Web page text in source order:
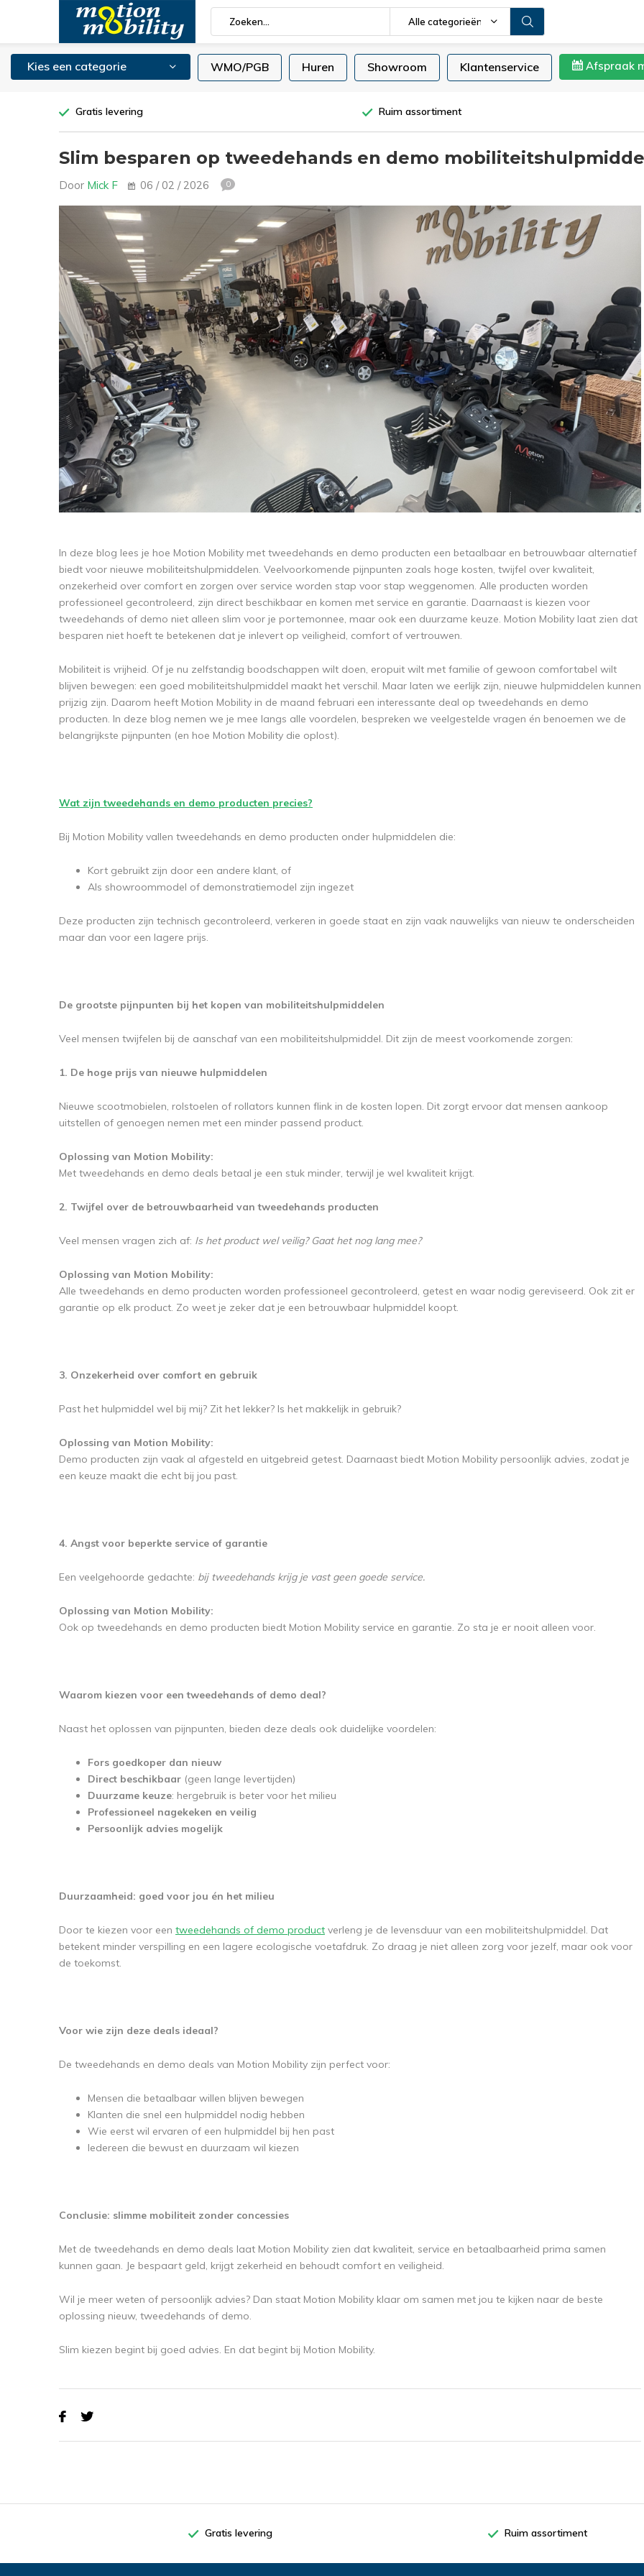
Alle categorieën
Kies een categorie WMO/PGB Huren Showroom Klantenservice Afspraak
Gratis levering Ruim assortiment
Slim besparen op tweedehands en demo
Door Mick F 06 / 02 / 2026 0
In deze blog lees je hoe Motion Mobility met tweedehands en demo producten een betaalbaar en betrouwbaar alternatief
biedt voor nieuwe mobiliteitshulpmiddelen. Veelvoorkomende pijnpunten zoals hoge kosten, twijfel over kwaliteit,
onzekerheid over comfort en zorgen over service worden stap voor stap weggenomen. Alle producten worden
professioneel gecontroleerd, zijn direct beschikbaar en komen met service en garantie. Daarnaast is kiezen voor
tweedehands of demo niet alleen slim voor je portemonnee, maar ook een duurzame keuze. Motion Mobility laat zien dat
besparen niet hoeft te betekenen dat je inlevert op veiligheid, comfort of vertrouwen.
Mobiliteit is vrijheid. Of je nu zelfstandig boodschappen wilt doen, eropuit wilt met familie of gewoon comfortabel wilt
blijven bewegen: een goed mobiliteitshulpmiddel maakt het verschil. Maar laten we eerlijk zijn, nieuwe hulpmiddelen kunnen
prijzig zijn. Daarom heeft Motion Mobility in de maand februari een interessante deal op tweedehands en demo
producten. In deze blog nemen we je mee langs alle voordelen, bespreken we veelgestelde vragen én benoemen we de
belangrijkste pijnpunten (en hoe Motion Mobility die oplost).
Wat zijn tweedehands en demo producten precies?
Bij Motion Mobility vallen tweedehands en demo producten onder hulpmiddelen die:
Kort gebruikt zijn door een andere klant, of
Als showroommodel of demonstratiemodel zijn ingezet
Deze producten zijn technisch gecontroleerd, verkeren in goede staat en zijn vaak nauwelijks van nieuw te onderscheiden
maar dan voor een lagere prijs.
De grootste pijnpunten bij het kopen van mobiliteitshulpmiddelen
Veel mensen twijfelen bij de aanschaf van een mobiliteitshulpmiddel. Dit zijn de meest voorkomende zorgen:
1. De hoge prijs van nieuwe hulpmiddelen
Nieuwe scootmobielen, rolstoelen of rollators kunnen flink in de kosten lopen. Dit zorgt ervoor dat mensen aankoop
uitstellen of genoegen nemen met een minder passend product.
Oplossing van Motion Mobility:
Met tweedehands en demo deals betaal je een stuk minder, terwijl je wel kwaliteit krijgt.
2. Twijfel over de betrouwbaarheid van tweedehands producten
Veel mensen vragen zich af: Is het product wel veilig? Gaat het nog lang mee?
Oplossing van Motion Mobility:
Alle tweedehands en demo producten worden professioneel gecontroleerd, getest en waar nodig gereviseerd. Ook zit er
garantie op elk product. Zo weet je zeker dat je een betrouwbaar hulpmiddel koopt.
3. Onzekerheid over comfort en gebruik
Past het hulpmiddel wel bij mij? Zit het lekker? Is het makkelijk in gebruik?
Oplossing van Motion Mobility:
Demo producten zijn vaak al afgesteld en uitgebreid getest. Daarnaast biedt Motion Mobility persoonlijk advies, zodat je
een keuze maakt die echt bij jou past.
4. Angst voor beperkte service of garantie
Een veelgehoorde gedachte: bij tweedehands krijg je vast geen goede service.
Oplossing van Motion Mobility:
Ook op tweedehands en demo producten biedt Motion Mobility service en garantie. Zo sta je er nooit alleen voor.
Waarom kiezen voor een tweedehands of demo deal?
Naast het oplossen van pijnpunten, bieden deze deals ook duidelijke voordelen:
Fors goedkoper dan nieuw
Direct beschikbaar (geen lange levertijden)
Duurzame keuze: hergebruik is beter voor het milieu
Professioneel nagekeken en veilig
Persoonlijk advies mogelijk
Duurzaamheid: goed voor jou én het milieu
Door te kiezen voor een tweedehands of demo product verleng je de levensduur van een mobiliteitshulpmiddel. Dat
betekent minder verspilling en een lagere ecologische voetafdruk. Zo draag je niet alleen zorg voor jezelf, maar ook voor
de toekomst.
Voor wie zijn deze deals ideaal?
De tweedehands en demo deals van Motion Mobility zijn perfect voor:
Mensen die betaalbaar willen blijven bewegen
Klanten die snel een hulpmiddel nodig hebben
Wie eerst wil ervaren of een hulpmiddel bij hen past
Iedereen die bewust en duurzaam wil kiezen
Conclusie: slimme mobiliteit zonder concessies
Met de tweedehands en demo deals laat Motion Mobility zien dat kwaliteit, service en betaalbaarheid prima samen
kunnen gaan. Je bespaart geld, krijgt zekerheid en behoudt comfort en veiligheid.
Wil je meer weten of persoonlijk advies? Dan staat Motion Mobility klaar om samen met jou te kijken naar de beste
oplossing nieuw, tweedehands of demo.
Slim kiezen begint bij goed advies. En dat begint bij Motion Mobility.
Gratis levering Ruim assortiment